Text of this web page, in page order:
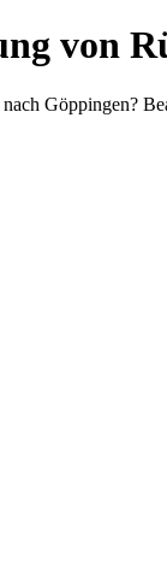
von
Göppingen?